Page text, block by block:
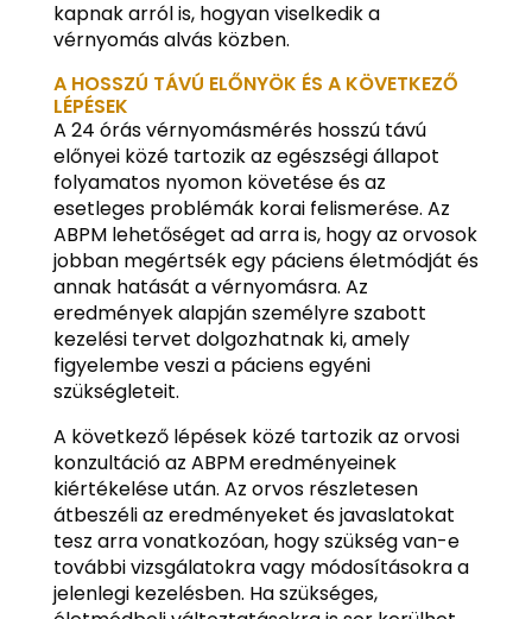
kapnak arról is, hogyan viselkedik a
vérnyomás alvás közben.
A HOSSZÚ TÁVÚ ELŐNYÖK ÉS A KÖVETKEZŐ
LÉPÉSEK
A 24 órás vérnyomásmérés hosszú távú
előnyei közé tartozik az egészségi állapot
folyamatos nyomon követése és az
esetleges problémák korai felismerése. Az
ABPM lehetőséget ad arra is, hogy az orvosok
jobban megértsék egy páciens életmódját és
annak hatását a vérnyomásra. Az
eredmények alapján személyre szabott
kezelési tervet dolgozhatnak ki, amely
figyelembe veszi a páciens egyéni
szükségleteit.
A következő lépések közé tartozik az orvosi
konzultáció az ABPM eredményeinek
kiértékelése után. Az orvos részletesen
átbeszéli az eredményeket és javaslatokat
tesz arra vonatkozóan, hogy szükség van-e
további vizsgálatokra vagy módosításokra a
jelenlegi kezelésben. Ha szükséges,